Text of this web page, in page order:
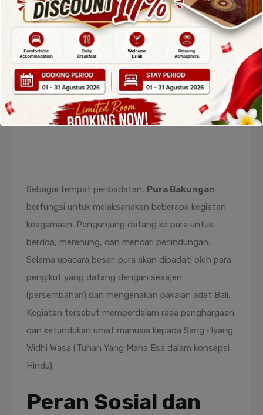
kalender keagamaan Hindu di Bali.
Fungsi Religius:
Locus Sakral untuk
Pemurnian Diri
Sebagai tempat peribadatan, Pura Bakungan
berfungsi untuk melaksanakan beberapa kegiatan
keagamaan. Pengunjung datang ke pura untuk
berdoa, merenung, dan mencari perlindungan.
Selama upacara besar, pura akan dipadati oleh para
pengikut yang datang dengan sesajen
(persembahan) dan mengenakan pakaian adat Bali.
Kegiatan tersebut memperdalam rasa penghargaan
dan ketundukan umat manusia kepada Sang Hyang
Widhi Wasa (Tuhan Yang Maha Esa dalam konsepsi
Hindu).
Peran Sosial dan